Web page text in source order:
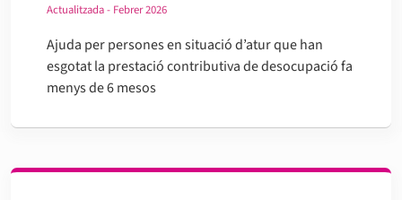
Actualitzada - Febrer 2026
Ajuda per persones en situació d’atur que han
esgotat la prestació contributiva de desocupació fa
menys de 6 mesos